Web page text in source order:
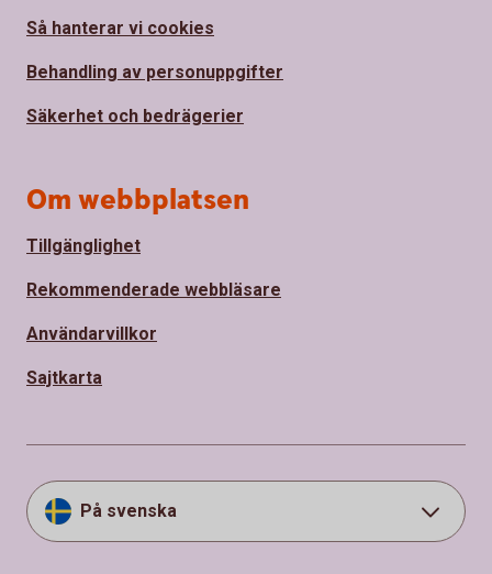
Så hanterar vi cookies
Behandling av personuppgifter
Säkerhet och bedrägerier
Om webbplatsen
Tillgänglighet
Rekommenderade webbläsare
Användarvillkor
Sajtkarta
På svenska